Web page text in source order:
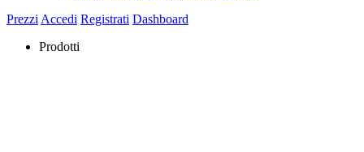
Prezzi Accedi Registrati Dashboard
Prodotti